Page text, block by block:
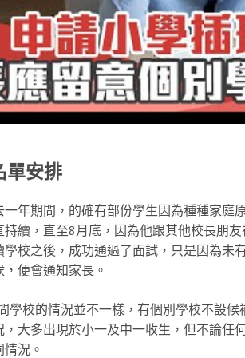
單安排
一年期間，的確有部份學生因為種種家庭
持續，直至8月底，因為他跟其他校長朋
學校之後，成功通過了面試，只是因為未
便會通知家長。
學校的情況並不一樣，有個別學校不設
，大多出現於小一及中一收生，但不論任
況。